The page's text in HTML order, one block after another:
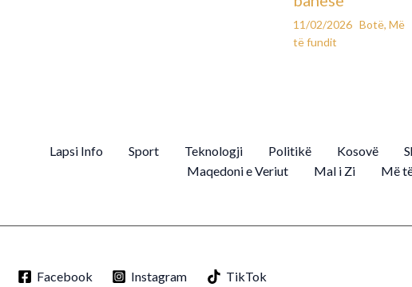
11/02/2026 Botë,Më
të fundit
Lapsi Info Sport Teknologji Politikë Kosovë
Maqedoni e Veriut
Mal i Zi Më
Facebook Instagram TikTok